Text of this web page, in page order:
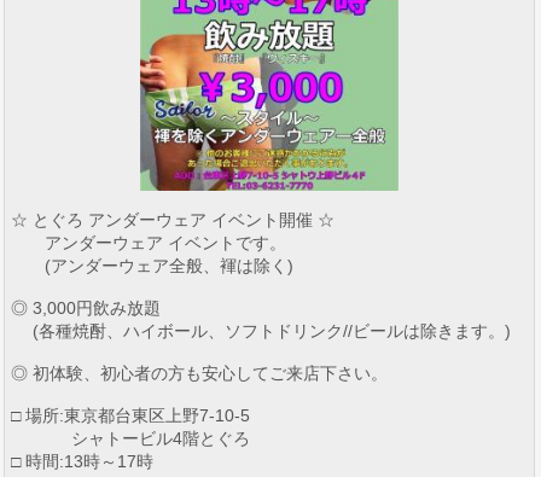
☆ とぐろ アンダーウェア イベント開催 ☆
アンダーウェア イベントです。
(アンダーウェア全般、褌は除く)
◎ 3,000円飲み放題
(各種焼酎、ハイボール、ソフトドリンク//ビールは除きます。)
◎ 初体験、初心者の方も安心してご来店下さい。
□ 場所:東京都台東区上野7-10-5
シャトービル4階とぐろ
□ 時間:13時～17時